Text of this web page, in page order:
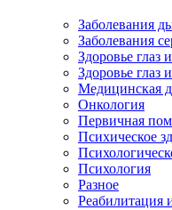
Заболевания
Заболевания
Здоровье глаз
Здоровье глаз
Медицинская
Онкология
Первичная
Психическое
Психология
Разное
Реабилитация